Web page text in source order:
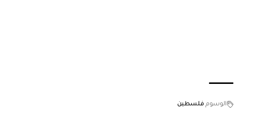
الوسوم فلسطين